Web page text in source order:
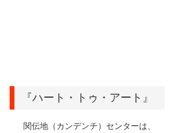
『ハート・トゥ・アート』
関伝地（カンデンチ）センターは、